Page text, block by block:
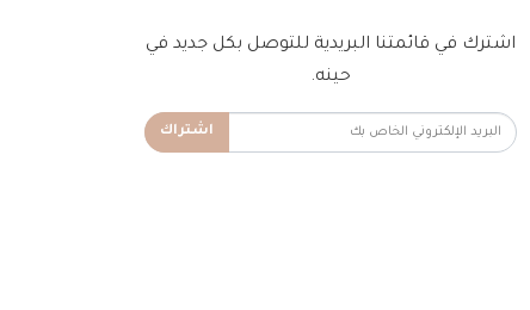
اشترك في قائمتنا البريدية للتوصل بكل جديد في
حينه.
اشتراك